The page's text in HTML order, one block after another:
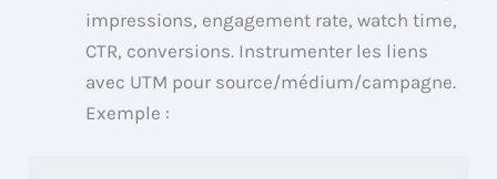
impressions, engagement rate, watch time,
CTR, conversions. Instrumenter les liens
avec UTM pour source/médium/campagne.
Exemple :